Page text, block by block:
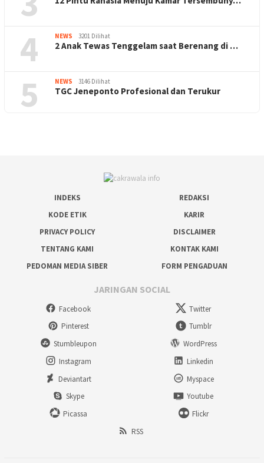
4 NEWS 3201 Dilihat
2 Anak Tewas Tenggelam saat Berenang di …
5 NEWS 3146 Dilihat
TGC Jeneponto Profesional dan Terukur
INDEKS
REDAKSI
KODE ETIK
KARIR
PRIVACY POLICY
DISCLAIMER
TENTANG KAMI
KONTAK KAMI
PEDOMAN MEDIA SIBER
FORM PENGADUAN
JARINGAN SOCIAL
Facebook
Twitter
Pinterest
Tumblr
Stumbleupon
WordPress
Instagram
Linkedin
Deviantart
Myspace
Skype
Youtube
Picassa
Flickr
RSS